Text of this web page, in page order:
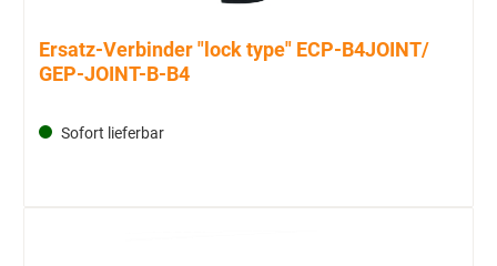
Ersatz-Verbinder "lock type" ECP-B4JOINT/
GEP-JOINT-B-B4
Sofort lieferbar